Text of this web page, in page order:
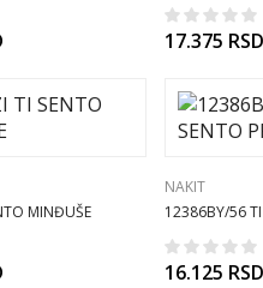
17.375 RSD
MINĐUŠE
NAKIT
12386BY/56 TI
16.125 RSD